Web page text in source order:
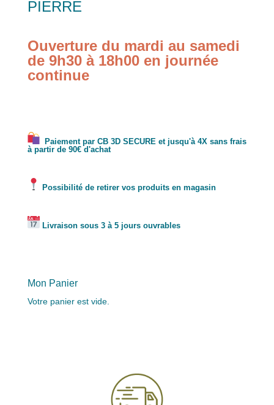
PIERRE
Ouverture du mardi au samedi
de 9h30 à 18h00 en journée
continue
Paiement par CB 3D SECURE et jusqu'à 4X sans frais
à partir de 90€ d'achat
Possibilité de retirer vos produits en magasin
Livraison sous 3 à 5 jours ouvrables
Mon Panier
Votre panier est vide.